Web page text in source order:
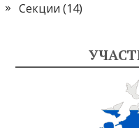
Секции (14)